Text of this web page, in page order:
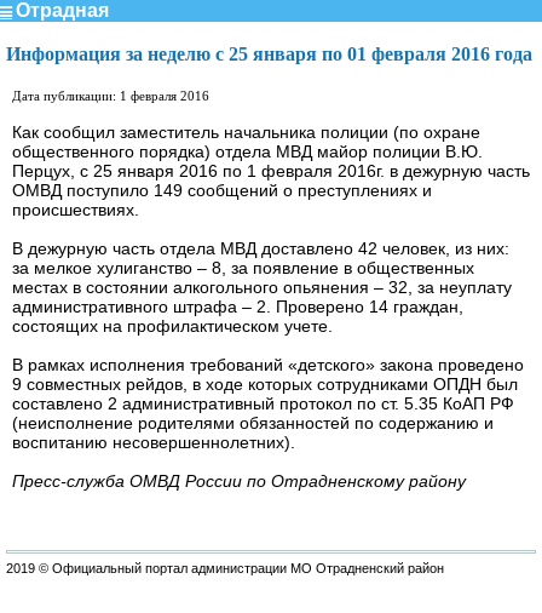
Отрадная
Информация за неделю с 25 января по 01 февраля 2016 года
Дата публикации: 1 февраля 2016
Как сообщил заместитель начальника полиции (по охране
общественного порядка) отдела МВД майор полиции В.Ю.
Перцух, с 25 января 2016 по 1 февраля 2016г. в дежурную часть
ОМВД поступило 149 сообщений о преступлениях и
происшествиях.
В дежурную часть отдела МВД доставлено 42 человек, из них:
за мелкое хулиганство – 8, за появление в общественных
местах в состоянии алкогольного опьянения – 32, за неуплату
административного штрафа – 2. Проверено 14 граждан,
состоящих на профилактическом учете.
В рамках исполнения требований «детского» закона проведено
9 совместных рейдов, в ходе которых сотрудниками ОПДН был
составлено 2 административный протокол по ст. 5.35 КоАП РФ
(неисполнение родителями обязанностей по содержанию и
воспитанию несовершеннолетних).
Пресс-служба ОМВД России по Отрадненскому району
2019 © Официальный портал администрации МО Отрадненский район